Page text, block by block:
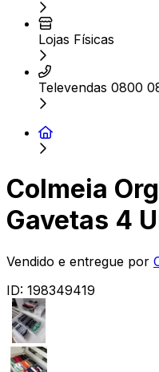
Lojas Físicas
Televendas 0800
Colmeia
Gavetas 4
Vendido e entregue por
ID: 198349419